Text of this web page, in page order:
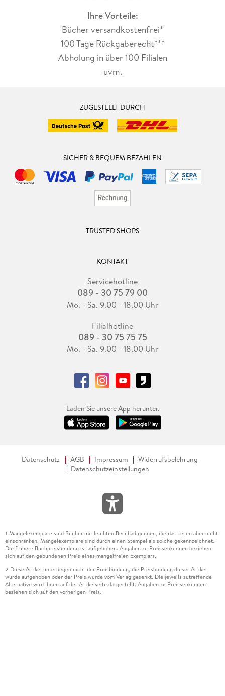
Ihre Vorteile:
Bücher versandkostenfrei*
100 Tage Rückgaberecht***
Abholung in über 100 Filialen
uvm.
ZUGESTELLT DURCH
SICHER & BEQUEM BEZAHLEN
TRUSTED SHOPS
KONTAKT
Servicehotline
089 - 30 75 79 00
Mo. - Sa. 9.00 - 18.00 Uhr
Filialhotline
089 - 30 75 75 75
Mo. - Sa. 9.00 - 18.00 Uhr
Laden Sie unsere App herunter.
Datenschutz AGB Impressum
Widerrufsbelehrung
Datenschutzeinstellungen
1 Mängelexemplare sind Bücher mit leichten Beschädigungen, die das Lesen aber nicht
einschränken. Mängelexemplare sind durch einen Stempel als solche gekennzeichnet.
Die frühere Buchpreisbindung ist aufgehoben. Angaben zu Preissenkungen beziehen
sich auf den gebundenen Preis eines mangelfreien Exemplars.
2 Diese Artikel unterliegen nicht der Preisbindung, die Preisbindung dieser Artikel
wurde aufgehoben oder der Preis wurde vom Verlag gesenkt. Die jeweils zutreffende
Alternative wird Ihnen auf der Artikelseite dargestellt. Angaben zu Preissenkungen
beziehen sich auf den vorherigen Preis.